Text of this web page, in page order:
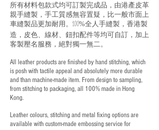
所有材料包款式均可訂製完成品，由港產皮革
親手縫製，手工質感無容置疑，比一般市面上
車縫製品更加耐用。 100%全人手縫製，香港製
造，皮色、線材、鈕扣配件等均可自訂，加上
客製壓名服務，絕對獨一無二。
All leather products are finished by hand stitching, which
is posh with tactile appeal and absolutely more durable
and than machine-made item. From design to sampling,
from stitching to packaging, all 100% made in Hong
Kong.
Leather colours, stitching and metal fixing options are
available with custom-made embossing service for